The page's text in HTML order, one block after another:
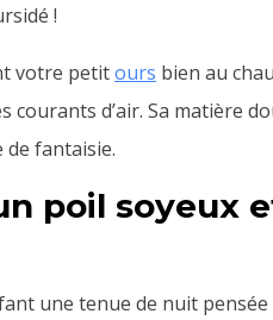
!
votre petitours bien au
d’air. Sa matière
fantaisie.
poil soyeux
une tenue de nuit